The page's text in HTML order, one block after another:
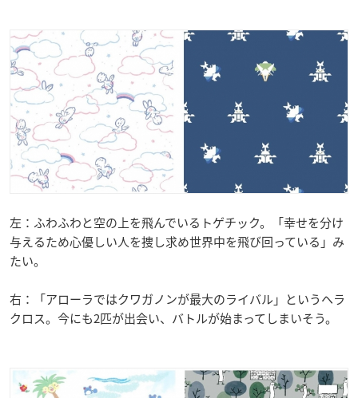
左：ふわふわと空の上を飛んでいるトゲチック。「幸せを分け
与えるため心優しい人を捜し求め世界中を飛び回っている」み
たい。
右：「アローラではクワガノンが最大のライバル」というヘラ
クロス。今にも2匹が出会い、バトルが始まってしまいそう。